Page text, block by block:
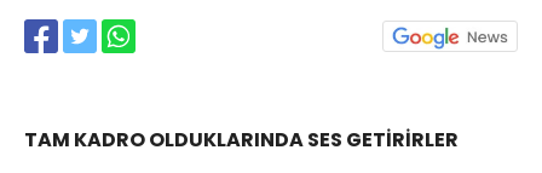
TAM KADRO OLDUKLARINDA SES GETİRİRLER